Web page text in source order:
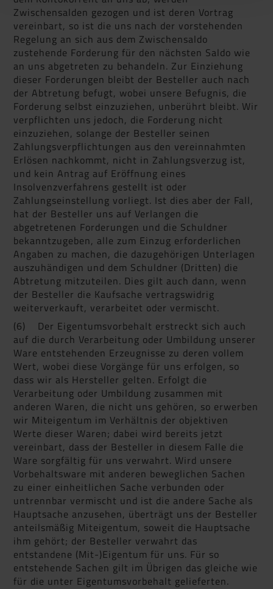
Zwischensalden gezogen und ist deren Vortrag
vereinbart, so ist die uns nach der vorstehenden
Regelung an sich aus dem Zwischensaldo
zustehende Forderung für den nächsten Saldo wie
an uns abgetreten zu behandeln. Zur Einziehung
dieser Forderungen bleibt der Besteller auch nach
der Abtretung befugt, wobei unsere Befugnis, die
Forderung selbst einzuziehen, unberührt bleibt. Wir
verpflichten uns jedoch, die Forderung nicht
einzuziehen, solange der Besteller seinen
Zahlungsverpflichtungen aus den vereinnahmten
Erlösen nachkommt, nicht in Zahlungsverzug ist,
und kein Antrag auf Eröffnung eines
Insolvenzverfahrens gestellt ist oder
Zahlungseinstellung vorliegt. Ist dies aber der Fall,
hat der Besteller uns auf Verlangen die
abgetretenen Forderungen und die Schuldner
bekanntzugeben, alle zum Einzug erforderlichen
Angaben zu machen, die dazugehörigen Unterlagen
auszuhändigen und dem Schuldner (Dritten) die
Abtretung mitzuteilen. Dies gilt auch dann, wenn
der Besteller die Kaufsache vertragswidrig
weiterverkauft, verarbeitet oder vermischt.
(6) Der Eigentumsvorbehalt erstreckt sich auch
auf die durch Verarbeitung oder Umbildung unserer
Ware entstehenden Erzeugnisse zu deren vollem
Wert, wobei diese Vorgänge für uns erfolgen, so
dass wir als Hersteller gelten. Erfolgt die
Verarbeitung oder Umbildung zusammen mit
anderen Waren, die nicht uns gehören, so erwerben
wir Miteigentum im Verhältnis der objektiven
Werte dieser Waren; dabei wird bereits jetzt
vereinbart, dass der Besteller in diesem Falle die
Ware sorgfältig für uns verwahrt. Wird unsere
Vorbehaltsware mit anderen beweglichen Sachen
zu einer einheitlichen Sache verbunden oder
untrennbar vermischt und ist die andere Sache als
Hauptsache anzusehen, überträgt uns der Besteller
anteilsmäßig Miteigentum, soweit die Hauptsache
ihm gehört; der Besteller verwahrt das
entstandene (Mit-)Eigentum für uns. Für so
entstehende Sachen gilt im Übrigen das gleiche wie
für die unter Eigentumsvorbehalt gelieferten.